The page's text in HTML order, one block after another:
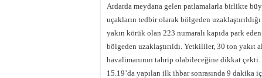
Ardarda meydana gelen patlamalarla birlikte
uçakların tedbir olarak bölgeden
yakın körük olan 223 numaralı kapıda park
bölgeden uzaklaştırıldı. Yetkililer, 30 ton yakıt
havalimanının tahrip olabileceğine dikkat çekti.
15.19’da yapılan ilk ihbar sonrasında 9 dakika